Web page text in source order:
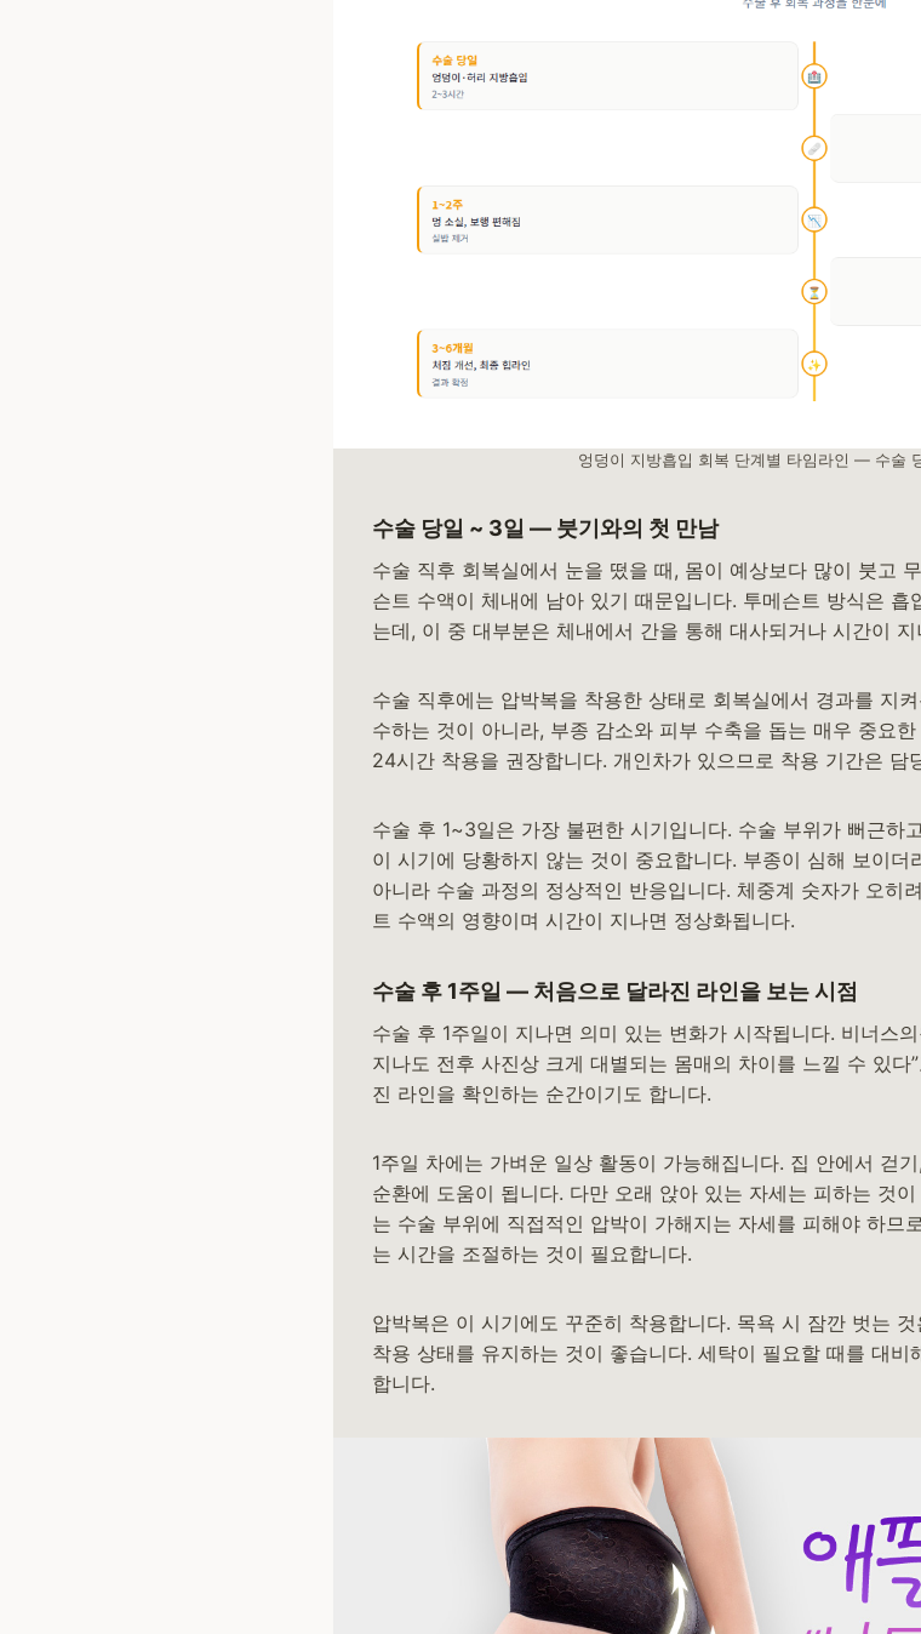
엉덩이 지방흡입 회복 단계별 타임라인 — 수술
수술 당일 ~ 3일 — 붓기와의 첫 만남
수술 직후 회복실에서 눈을 떴을 때, 몸이 예상보다 많이 붓고
슨트 수액이 체내에 남아 있기 때문입니다. 투메슨트 방식은
는데, 이 중 대부분은 체내에서 간을 통해 대사되거나 시간이
수술 직후에는 압박복을 착용한 상태로 회복실에서 경과를 지
수하는 것이 아니라, 부종 감소와 피부 수축을 돕는 매우 중요
24시간 착용을 권장합니다. 개인차가 있으므로 착용 기간은 담
수술 후 1~3일은 가장 불편한 시기입니다. 수술 부위가 뻐근하
이 시기에 당황하지 않는 것이 중요합니다. 부종이 심해 보이더
아니라 수술 과정의 정상적인 반응입니다. 체중계 숫자가 오히
트 수액의 영향이며 시간이 지나면 정상화됩니다.
수술 후 1주일 — 처음으로 달라진 라인을 보는 시점
수술 후 1주일이 지나면 의미 있는 변화가 시작됩니다. 비너스
지나도 전후 사진상 크게 대별되는 몸매의 차이를 느낄 수 있
진 라인을 확인하는 순간이기도 합니다.
1주일 차에는 가벼운 일상 활동이 가능해집니다. 집 안에서 걷
순환에 도움이 됩니다. 다만 오래 앉아 있는 자세는 피하는 것
는 수술 부위에 직접적인 압박이 가해지는 자세를 피해야 하므
는 시간을 조절하는 것이 필요합니다.
압박복은 이 시기에도 꾸준히 착용합니다. 목욕 시 잠깐 벗는
착용 상태를 유지하는 것이 좋습니다. 세탁이 필요할 때를 대
합니다.